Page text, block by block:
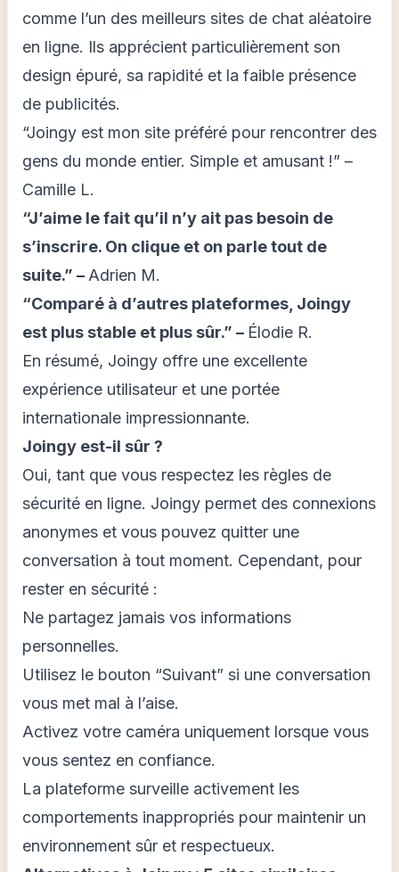
comme l’un des meilleurs sites de chat aléatoire
en ligne. Ils apprécient particulièrement son
design épuré, sa rapidité et la faible présence
de publicités.
“Joingy est mon site préféré pour rencontrer des
gens du monde entier. Simple et amusant !” –
Camille L.
“J’aime le fait qu’il n’y ait pas besoin de
s’inscrire. On clique et on parle tout de
suite.” – Adrien M.
“Comparé à d’autres plateformes, Joingy
est plus stable et plus sûr.” – Élodie R.
En résumé, Joingy offre une excellente
expérience utilisateur et une portée
internationale impressionnante.
Joingy est-il sûr ?
Oui, tant que vous respectez les règles de
sécurité en ligne. Joingy permet des connexions
anonymes et vous pouvez quitter une
conversation à tout moment. Cependant, pour
rester en sécurité :
Ne partagez jamais vos informations
personnelles.
Utilisez le bouton “Suivant” si une conversation
vous met mal à l’aise.
Activez votre caméra uniquement lorsque vous
vous sentez en confiance.
La plateforme surveille activement les
comportements inappropriés pour maintenir un
environnement sûr et respectueux.